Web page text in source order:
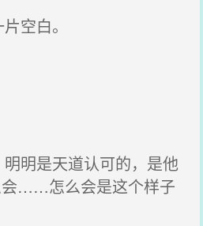
空白。
明是天道认可的，是他
会……怎么会是这个样子